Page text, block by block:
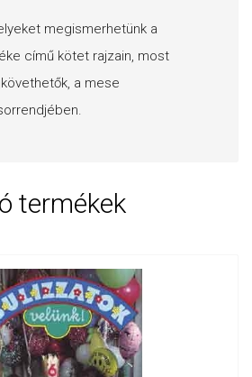
megismerhetünk a
című kötet rajzain, most
a mese
termékek